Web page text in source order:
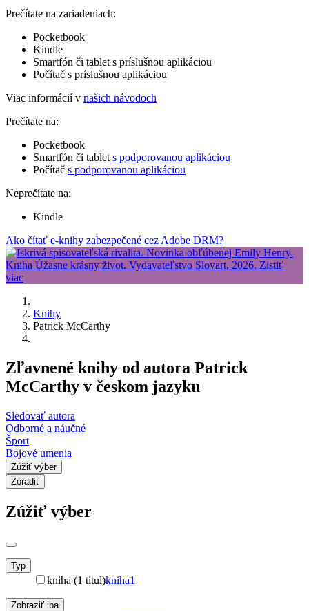
Prečítate na zariadeniach:
Pocketbook
Kindle
Smartfón či tablet s príslušnou aplikáciou
Počítač s príslušnou aplikáciou
Viac informácií v našich návodoch
Prečítate na:
Pocketbook
Smartfón či tablet s podporovanou aplikáciou
Počítač s podporovanou aplikáciou
Neprečítate na:
Kindle
Ako čítať e-knihy zabezpečené cez Adobe DRM?
Knihy
Patrick McCarthy
Zľavnené knihy od autora Patrick
McCarthy v českom jazyku
Sledovať autora
Odborné a náučné
Šport
Bojové umenia
Zúžiť výber
Zoradiť
Zúžiť výber
Typ
kniha (1 titul)kniha1
Zobraziť iba